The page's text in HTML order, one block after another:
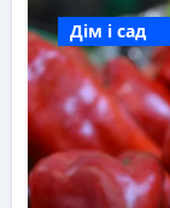
Дім і сад